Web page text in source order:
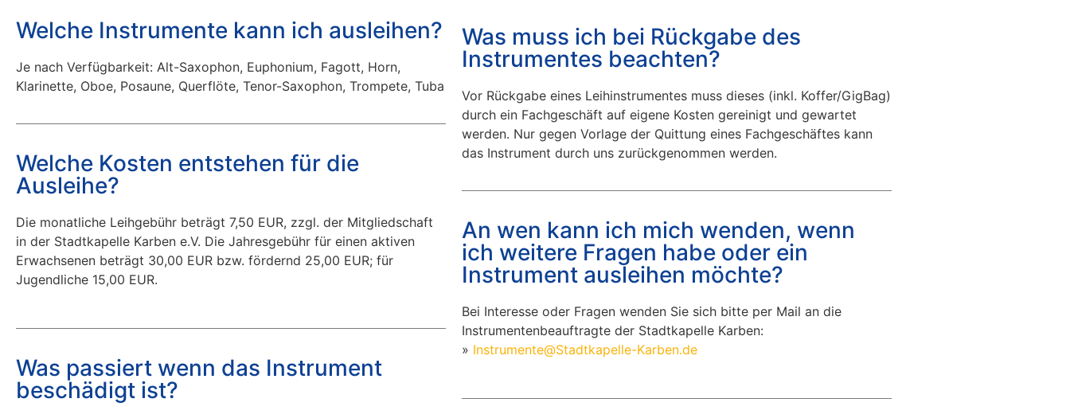
Welche Instrumente kann ich ausleihen?
Je nach Verfügbarkeit: Alt-Saxophon, Euphonium, Fagott, Horn,
Klarinette, Oboe, Posaune, Querflöte, Tenor-Saxophon, Trompete, Tuba
Welche Kosten entstehen für die
Ausleihe?
Die monatliche Leihgebühr beträgt 7,50 EUR, zzgl. der Mitgliedschaft
in der Stadtkapelle Karben e.V. Die Jahresgebühr für einen aktiven
Erwachsenen beträgt 30,00 EUR bzw. fördernd 25,00 EUR; für
Jugendliche 15,00 EUR.
Was passiert wenn das Instrument
beschädigt ist?
Was muss ich bei Rückgabe des
Instrumentes beachten?
Vor Rückgabe eines Leihinstrumentes muss dieses (inkl. Koffer/GigBag)
durch ein Fachgeschäft auf eigene Kosten gereinigt und gewartet
werden. Nur gegen Vorlage der Quittung eines Fachgeschäftes kann
das Instrument durch uns zurückgenommen werden.
An wen kann ich mich wenden, wenn
ich weitere Fragen habe oder ein
Instrument ausleihen möchte?
Bei Interesse oder Fragen wenden Sie sich bitte per Mail an die
Instrumentenbeauftragte der Stadtkapelle Karben:
» Instrumente@Stadtkapelle-Karben.de